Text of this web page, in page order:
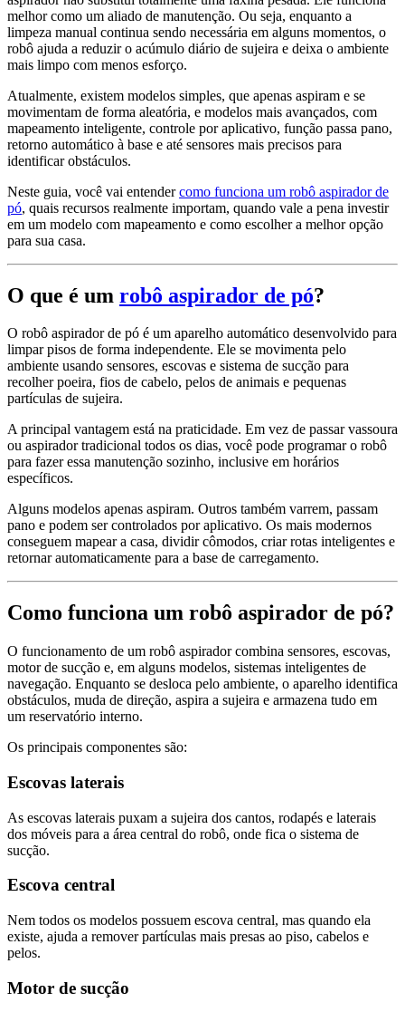
melhor como um aliado de manutenção. Ou seja, enquanto a
limpeza manual continua sendo necessária em alguns momentos, o
robô ajuda a reduzir o acúmulo diário de sujeira e deixa o ambiente
mais limpo com menos esforço.
Atualmente, existem modelos simples, que apenas aspiram e se
movimentam de forma aleatória, e modelos mais avançados, com
mapeamento inteligente, controle por aplicativo, função passa pano,
retorno automático à base e até sensores mais precisos para
identificar obstáculos.
Neste guia, você vai entendercomo funciona um robô aspirador de
pó, quais recursos realmente importam, quando vale a pena investir
em um modelo com mapeamento e como escolher a melhor opção
para sua casa.
O que é um robô aspirador de pó?
O robô aspirador de pó é um aparelho automático desenvolvido para
limpar pisos de forma independente. Ele se movimenta pelo
ambiente usando sensores, escovas e sistema de sucção para
recolher poeira, fios de cabelo, pelos de animais e pequenas
partículas de sujeira.
A principal vantagem está na praticidade. Em vez de passar vassoura
ou aspirador tradicional todos os dias, você pode programar o robô
para fazer essa manutenção sozinho, inclusive em horários
específicos.
Alguns modelos apenas aspiram. Outros também varrem, passam
pano e podem ser controlados por aplicativo. Os mais modernos
conseguem mapear a casa, dividir cômodos, criar rotas inteligentes e
retornar automaticamente para a base de carregamento.
Como funciona um robô aspirador de pó?
O funcionamento de um robô aspirador combina sensores, escovas,
motor de sucção e, em alguns modelos, sistemas inteligentes de
navegação. Enquanto se desloca pelo ambiente, o aparelho identifica
obstáculos, muda de direção, aspira a sujeira e armazena tudo em
um reservatório interno.
Os principais componentes são:
Escovas laterais
As escovas laterais puxam a sujeira dos cantos, rodapés e laterais
dos móveis para a área central do robô, onde fica o sistema de
sucção.
Escova central
Nem todos os modelos possuem escova central, mas quando ela
existe, ajuda a remover partículas mais presas ao piso, cabelos e
pelos.
Motor de sucção